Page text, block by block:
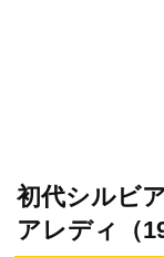
初代シルビ
アレディ（